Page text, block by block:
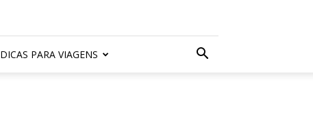
DICAS PARA VIAGENS